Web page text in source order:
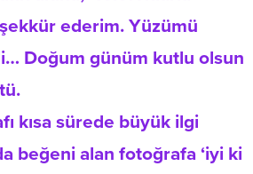
ederim. Yüzümü
Doğum günüm kutlu olsun
kısa sürede büyük ilgi
beğeni alan fotoğrafa ‘iyi ki